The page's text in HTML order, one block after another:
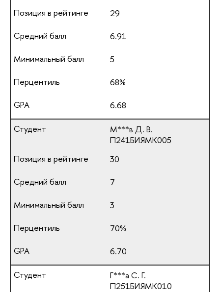
29
6.91
5
68%
6.68
М***в Д. В.
П241БИЯМК005
30
7
3
70%
6.70
Г***а С. Г.
П251БИЯМК010